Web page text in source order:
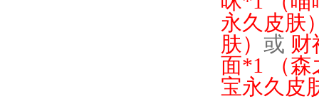
永久皮肤
肤） 或 财
面*1 （森
宝永久 皮